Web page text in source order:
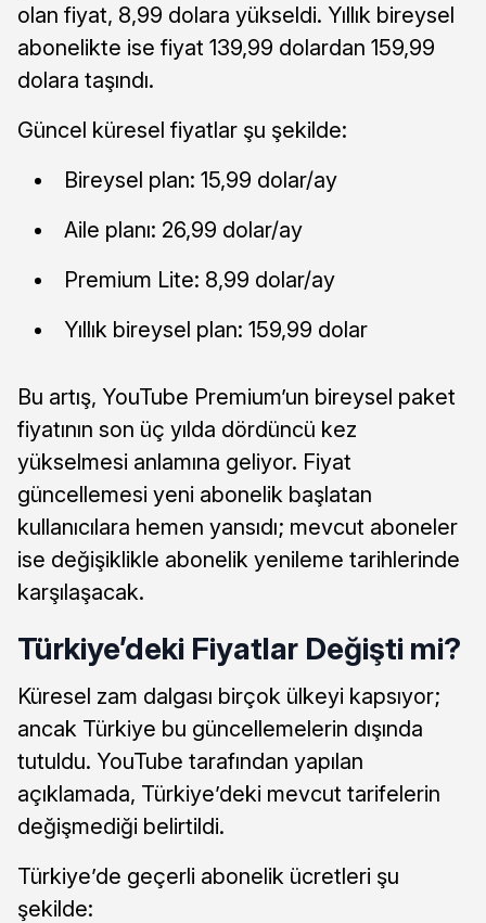
olan fiyat, 8,99 dolara yükseldi. Yıllık bireysel
abonelikte ise fiyat 139,99 dolardan 159,99
dolara taşındı.
Güncel küresel fiyatlar şu şekilde:
Bireysel plan: 15,99 dolar/ay
Aile planı: 26,99 dolar/ay
Premium Lite: 8,99 dolar/ay
Yıllık bireysel plan: 159,99 dolar
Bu artış, YouTube Premium’un bireysel paket
fiyatının son üç yılda dördüncü kez
yükselmesi anlamına geliyor. Fiyat
güncellemesi yeni abonelik başlatan
kullanıcılara hemen yansıdı; mevcut aboneler
ise değişiklikle abonelik yenileme tarihlerinde
karşılaşacak.
Türkiye’deki Fiyatlar Değişti mi?
Küresel zam dalgası birçok ülkeyi kapsıyor;
ancak Türkiye bu güncellemelerin dışında
tutuldu. YouTube tarafından yapılan
açıklamada, Türkiye’deki mevcut tarifelerin
değişmediği belirtildi.
Türkiye’de geçerli abonelik ücretleri şu
şekilde: